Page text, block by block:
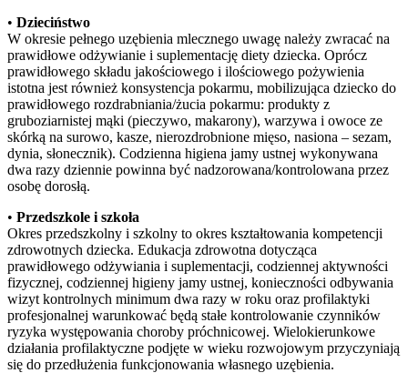
• Dzieciństwo
W okresie pełnego uzębienia mlecznego uwagę należy zwracać na
prawidłowe odżywianie i suplementację diety dziecka. Oprócz
prawidłowego składu jakościowego i ilościowego pożywienia
istotna jest również konsystencja pokarmu, mobilizująca dziecko do
prawidłowego rozdrabniania/żucia pokarmu: produkty z
gruboziarnistej mąki (pieczywo, makarony), warzywa i owoce ze
skórką na surowo, kasze, nierozdrobnione mięso, nasiona – sezam,
dynia, słonecznik). Codzienna higiena jamy ustnej wykonywana
dwa razy dziennie powinna być nadzorowana/kontrolowana przez
osobę dorosłą.
• Przedszkole i szkoła
Okres przedszkolny i szkolny to okres kształtowania kompetencji
zdrowotnych dziecka. Edukacja zdrowotna dotycząca
prawidłowego odżywiania i suplementacji, codziennej aktywności
fizycznej, codziennej higieny jamy ustnej, konieczności odbywania
wizyt kontrolnych minimum dwa razy w roku oraz profilaktyki
profesjonalnej warunkować będą stałe kontrolowanie czynników
ryzyka występowania choroby próchnicowej. Wielokierunkowe
działania profilaktyczne podjęte w wieku rozwojowym przyczyniają
się do przedłużenia funkcjonowania własnego uzębienia.